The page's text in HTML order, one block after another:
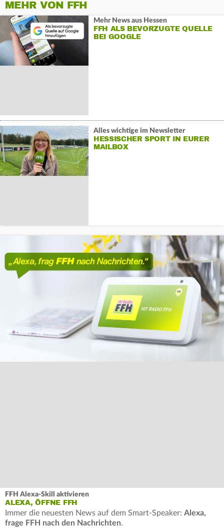
MEHR VON FFH
Mehr News aus Hessen
FFH ALS BEVORZUGTE QUELLE
BEI GOOGLE
Alles wichtige im Newsletter
HESSISCHER SPORT IN EURER
MAILBOX
FFH Alexa-Skill aktivieren
ALEXA, ÖFFNE FFH
Immer die neuesten News auf dem Smart-Speaker: Alexa,
frage FFH nach den Nachrichten.